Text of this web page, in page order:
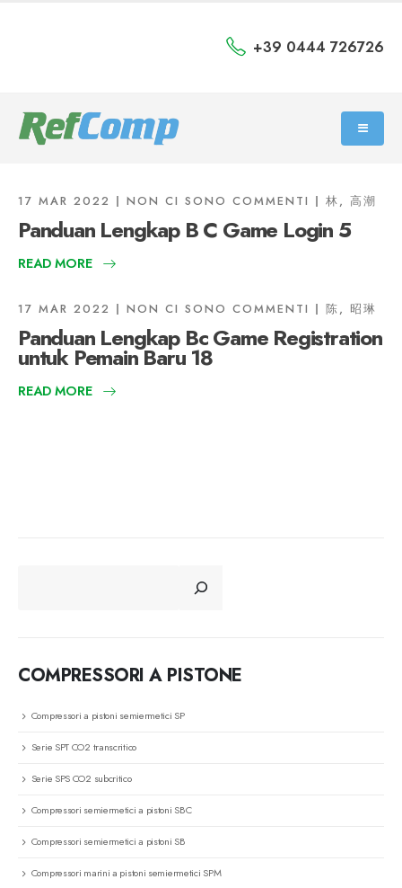
+39 0444 726726
17 MAR 2022 NON CI SONO COMMENTI 林, 高潮
Panduan Lengkap B C Game Login 5
READ MORE
17 MAR 2022 NON CI SONO COMMENTI 陈, 昭琳
Panduan Lengkap Bc Game Registration
untuk Pemain Baru 18
READ MORE
COMPRESSORI A PISTONE
Compressori a pistoni semiermetici SP
Serie SPT CO2 transcritico
Serie SPS CO2 subcritico
Compressori semiermetici a pistoni SBC
Compressori semiermetici a pistoni SB
Compressori marini a pistoni semiermetici SPM